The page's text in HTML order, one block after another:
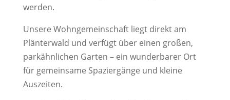
werden.
Unsere Wohngemeinschaft liegt direkt am
Plänterwald und verfügt über einen großen,
parkähnlichen Garten – ein wunderbarer Ort
für gemeinsame Spaziergänge und kleine
Auszeiten.